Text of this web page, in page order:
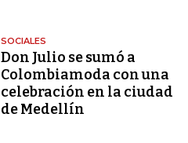
SOCIALES
Don Julio se sumó a
Colombiamoda con una
celebración en la ciudad
de Medellín